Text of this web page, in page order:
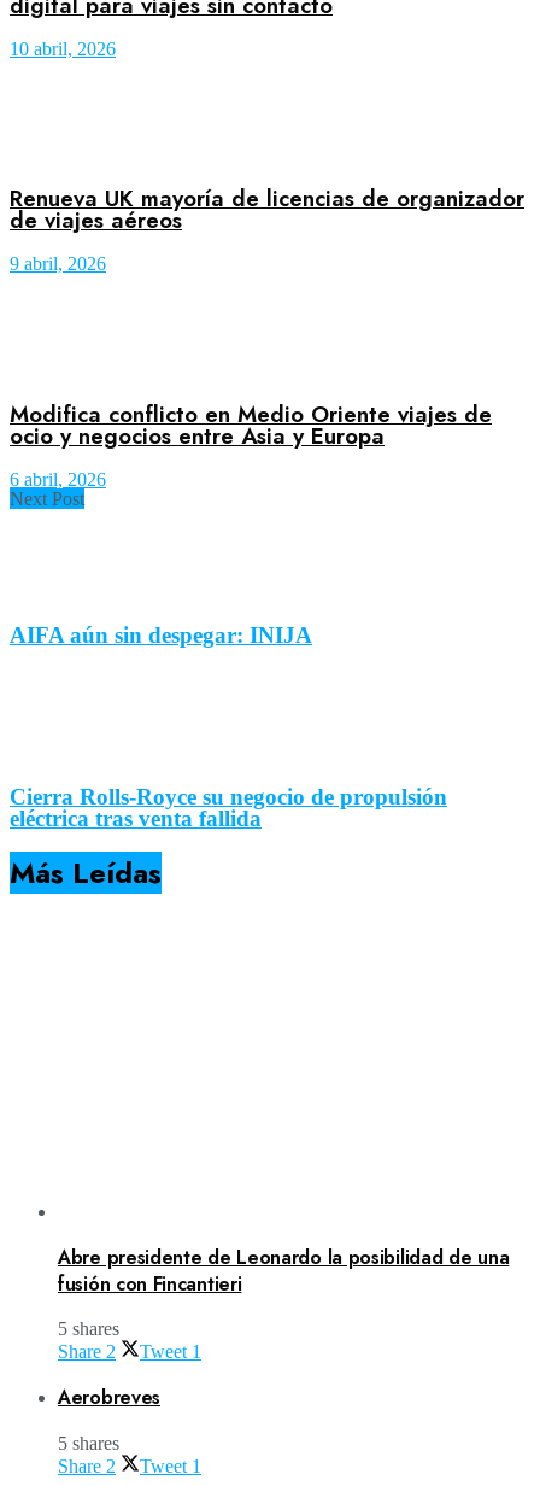
10 abril, 2026
Renueva UK mayoría de licencias de organizador
de viajes aéreos
9 abril, 2026
Modifica conflicto en Medio Oriente viajes de
ocio y negocios entre Asia y Europa
6 abril, 2026
Next Post
AIFA aún sin despegar: INIJA
Cierra Rolls-Royce su negocio de propulsión
eléctrica tras venta fallida
Más Leídas
Abre presidente de Leonardo la posibilidad de una
fusión con Fincantieri
5 shares
Share 2 Tweet 1
Aerobreves
5 shares
Share 2 Tweet 1